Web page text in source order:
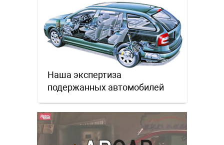
Наша экспертиза
подержанных автомобилей